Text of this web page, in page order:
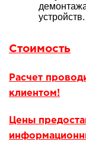
устройств.
Стоимость
Расчет
клиентом!
Цены